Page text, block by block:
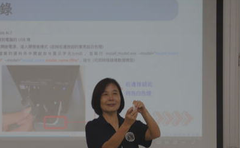
英特爾技術驅動醫療外骨骼解決方案
台灣搶攻後矽時代半導體關鍵技
術
元收購Synaptics